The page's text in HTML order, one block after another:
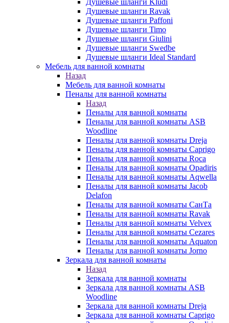
Душевые шланги Kludi
Душевые шланги Ravak
Душевые шланги Paffoni
Душевые шланги Timo
Душевые шланги Giulini
Душевые шланги Swedbe
Душевые шланги Ideal Standard
Мебель для ванной комнаты
Назад
Мебель для ванной комнаты
Пеналы для ванной комнаты
Назад
Пеналы для ванной комнаты
Пеналы для ванной комнаты ASB
Woodline
Пеналы для ванной комнаты Dreja
Пеналы для ванной комнаты Caprigo
Пеналы для ванной комнаты Roca
Пеналы для ванной комнаты Opadiris
Пеналы для ванной комнаты Aqwella
Пеналы для ванной комнаты Jacob
Delafon
Пеналы для ванной комнаты СанТа
Пеналы для ванной комнаты Ravak
Пеналы для ванной комнаты Velvex
Пеналы для ванной комнаты Cezares
Пеналы для ванной комнаты Aquaton
Пеналы для ванной комнаты Jorno
Зеркала для ванной комнаты
Назад
Зеркала для ванной комнаты
Зеркала для ванной комнаты ASB
Woodline
Зеркала для ванной комнаты Dreja
Зеркала для ванной комнаты Caprigo